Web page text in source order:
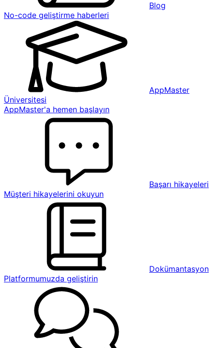
Blog
No-code geliştirme haberleri
AppMaster
Üniversitesi
AppMaster'a hemen başlayın
Başarı hikayeleri
Müşteri hikayelerini okuyun
Dokümantasyon
Platformumuzda geliştirin